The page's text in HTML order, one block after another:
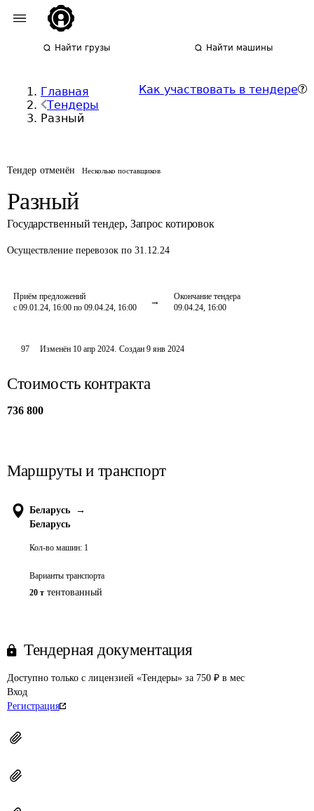
Найти грузы Найти машины
Главная
Тендеры
Разный
Как участвовать в тендере
Тендер отменён Несколько поставщиков
Разный
Государственный тендер, Запрос котировок
Осуществление перевозок по 31.12.24
Приём предложений
с 09.01.24, 16:00 по 09.04.24, 16:00
Окончание тендера
09.04.24, 16:00
97 Изменён 10 апр 2024. Создан 9 янв 2024
Стоимость контракта
736 800
Маршруты и транспорт
Беларусь
→
Беларусь
Кол-во машин: 1
Варианты транспорта
20 т тентованный
Тендерная документация
Доступно только с лицензией «Тендеры» за 750 ₽ в мес
Вход
Регистрация